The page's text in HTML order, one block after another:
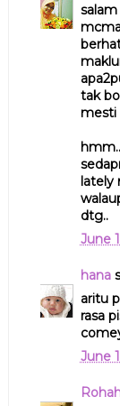
salam
tak
mesti
lately
dtg..
June
hana
aritu
rasa
June